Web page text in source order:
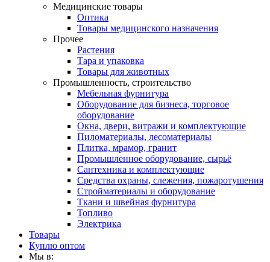
Медицинские товары
Оптика
Товары медицинского назначения
Прочее
Растения
Тара и упаковка
Товары для животных
Промышленность, строительство
Мебельная фурнитура
Оборудование для бизнеса, торговое
оборудование
Окна, двери, витражи и комплектующие
Пиломатериалы, лесоматериалы
Плитка, мрамор, гранит
Промышленное оборудование, сырьё
Сантехника и комплектующие
Средства охраны, слежения, пожаротушения
Стройматериалы и оборудование
Ткани и швейная фурнитура
Топливо
Электрика
Товары
Куплю оптом
Мы в: